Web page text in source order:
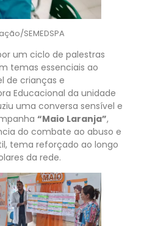
SEMEDSPA
um ciclo de palestras
temas essenciais ao
de crianças e
Educacional da unidade
uma conversa sensível e
“Maio Laranja”,
do combate ao abuso e
tema reforçado ao longo
da rede.